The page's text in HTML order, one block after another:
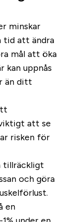
minskar
tid att ändra
mål att öka
kan uppnås
än ditt
att se
risken för
tillräckligt
och göra
en